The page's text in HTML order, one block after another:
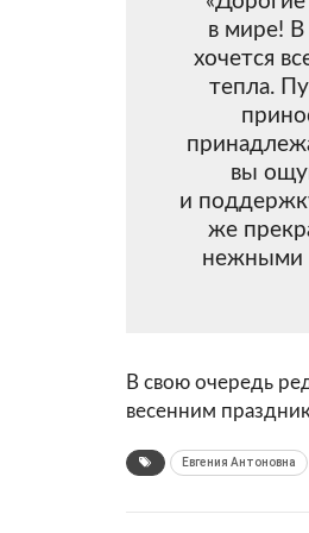
в мире! В
хочется
тепла.
вы
и
же
нежными
В свою очередь
весенним
Евгения Антоновна